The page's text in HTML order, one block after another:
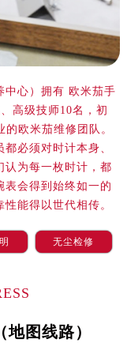
中心）拥有 欧米茄手
高级技师10名，初
欧米茄维修团队。
必须对时计本身、
认为每一枚时计，都
表会得到始终如一的
能得以世代相传。
无尘检修
图线路）